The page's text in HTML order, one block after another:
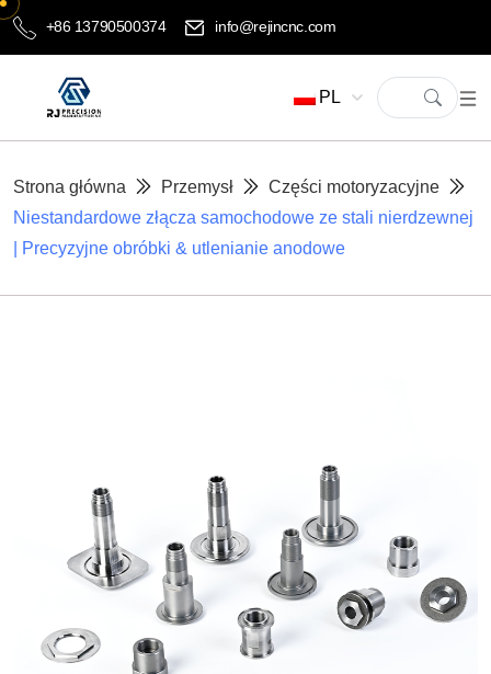
+86 13790500374 info@rejincnc.com
PL
Strona główna Przemysł
Części motoryzacyjne
Niestandardowe złącza samochodowe ze stali nierdzewnej
| Precyzyjne obróbki & utlenianie anodowe